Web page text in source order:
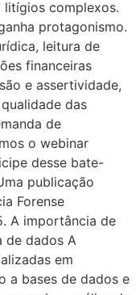
complexos.
protagonismo.
leitura de
financeiras
e assertividade,
das
de
o webinar
desse bate-
publicação
Forense
A importância de
de dados A
em
a bases de dados e